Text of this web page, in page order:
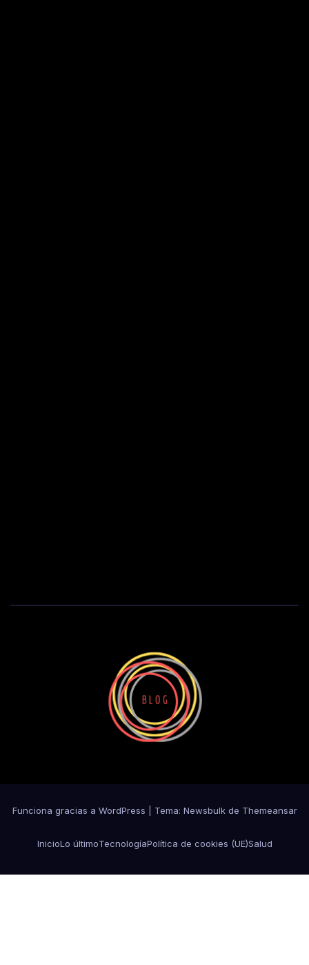
Funciona gracias a WordPress Tema: Newsbulkde Themeansar
InicioLo últimoTecnologíaPolítica de cookies (UE)Salud